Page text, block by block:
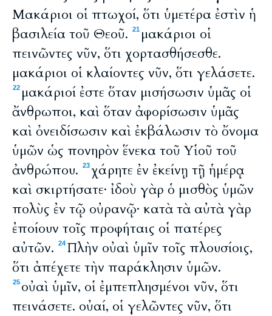
Μακάριοι οἱ πτωχοί, ὅτι ὑμετέρα ἐστὶν ἡ
βασιλεία τοῦ Θεοῦ.
21 μακάριοι οἱ
πεινῶντες νῦν, ὅτι χορτασθήσεσθε.
μακάριοι οἱ κλαίοντες νῦν, ὅτι γελάσετε.
22 μακάριοί ἐστε ὅταν μισήσωσιν ὑμᾶς οἱ
ἄνθρωποι, καὶ ὅταν ἀφορίσωσιν ὑμᾶς
καὶ ὀνειδίσωσιν καὶ ἐκβάλωσιν τὸ ὄνομα
ὑμῶν ὡς πονηρὸν ἕνεκα τοῦ Υἱοῦ τοῦ
ἀνθρώπου.
23χάρητε ἐν ἐκείνῃ τῇ ἡμέρᾳ
καὶ σκιρτήσατε· ἰδοὺ γὰρ ὁ μισθὸς ὑμῶν
πολὺς ἐν τῷ οὐρανῷ· κατὰ τὰ αὐτὰ γὰρ
ἐποίουν τοῖς προφήταις οἱ πατέρες
αὐτῶν.
24 Πλὴν οὐαὶ ὑμῖν τοῖς πλουσίοις,
ὅτι ἀπέχετε τὴν παράκλησιν ὑμῶν.
25 οὐαὶ ὑμῖν, οἱ ἐμπεπλησμένοι νῦν, ὅτι
πεινάσετε. οὐαί, οἱ γελῶντες νῦν, ὅτι